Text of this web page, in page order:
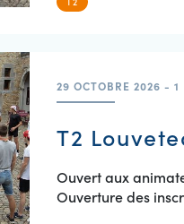
29 OCTOBRE 2026 - 1
T2
Ouvert aux
Ouverture des